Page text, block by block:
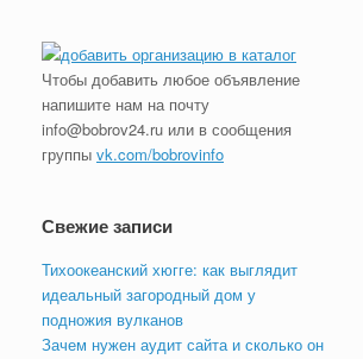
Чтобы добавить любое объявление
напишите нам на почту
info@bobrov24.ru или в сообщения
группы vk.com/bobrovinfo
Свежие записи
Тихоокеанский хюгге: как выглядит
идеальный загородный дом у
подножия вулканов
Зачем нужен аудит сайта и сколько он